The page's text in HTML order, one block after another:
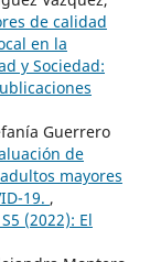
de calidad
en la
y Sociedad:
Guerrero
de
mayores
19. ,
(2022): El